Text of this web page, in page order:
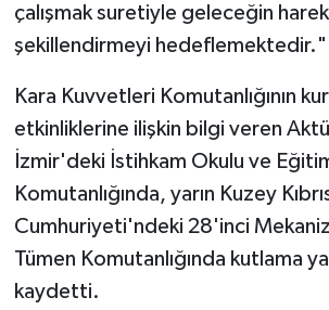
çalışmak suretiyle geleceğin
şekillendirmeyi hedeflemektedir."
Kara Kuvvetleri Komutanlığının
etkinliklerine ilişkin bilgi veren
İzmir'deki İstihkam Okulu ve
Komutanlığında, yarın Kuzey
Cumhuriyeti'ndeki 28'inci
Tümen Komutanlığında kutlama
kaydetti.